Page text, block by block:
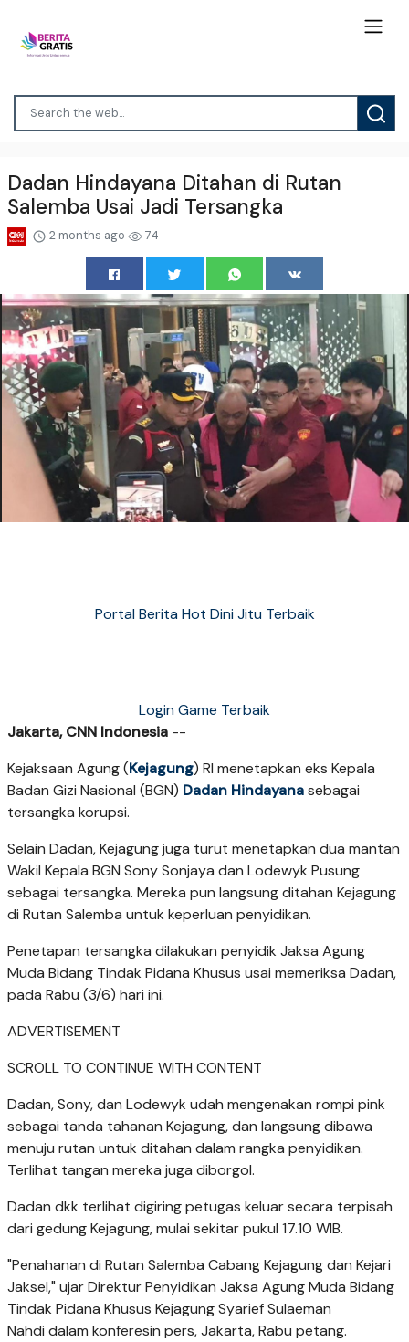
Dadan Hindayana Ditahan di Rutan
Salemba Usai Jadi Tersangka
2 months ago 74
Portal Berita Hot Dini Jitu Terbaik
Login Game Terbaik
Jakarta, CNN Indonesia --
Kejaksaan Agung (Kejagung) RI menetapkan eks Kepala
Badan Gizi Nasional (BGN) Dadan Hindayanasebagai
tersangka korupsi.
Selain Dadan, Kejagung juga turut menetapkan dua mantan
Wakil Kepala BGN Sony Sonjaya dan Lodewyk Pusung
sebagai tersangka. Mereka pun langsung ditahan Kejagung
di Rutan Salemba untuk keperluan penyidikan.
Penetapan tersangka dilakukan penyidik Jaksa Agung
Muda Bidang Tindak Pidana Khusus usai memeriksa Dadan,
pada Rabu (3/6) hari ini.
ADVERTISEMENT
SCROLL TO CONTINUE WITH CONTENT
Dadan, Sony, dan Lodewyk udah mengenakan rompi pink
sebagai tanda tahanan Kejagung, dan langsung dibawa
menuju rutan untuk ditahan dalam rangka penyidikan.
Terlihat tangan mereka juga diborgol.
Dadan dkk terlihat digiring petugas keluar secara terpisah
dari gedung Kejagung, mulai sekitar pukul 17.10 WIB.
"Penahanan di Rutan Salemba Cabang Kejagung dan Kejari
Jaksel," ujar Direktur Penyidikan Jaksa Agung Muda Bidang
Tindak Pidana Khusus Kejagung Syarief Sulaeman
Nahdi dalam konferesin pers, Jakarta, Rabu petang.